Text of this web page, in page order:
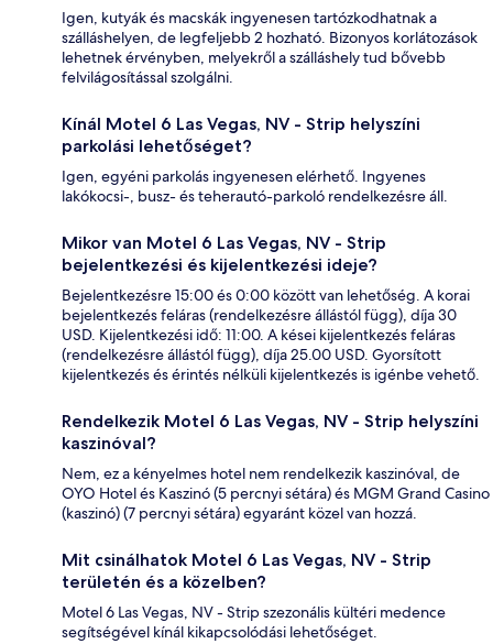
Igen, kutyák és macskák ingyenesen tartózkodhatnak a
szálláshelyen, de legfeljebb 2 hozható. Bizonyos korlátozások
lehetnek érvényben, melyekről a szálláshely tud bővebb
felvilágosítással szolgálni.
Kínál Motel 6 Las Vegas, NV - Strip helyszíni
parkolási lehetőséget?
Igen, egyéni parkolás ingyenesen elérhető. Ingyenes
lakókocsi-, busz- és teherautó-parkoló rendelkezésre áll.
Mikor van Motel 6 Las Vegas, NV - Strip
bejelentkezési és kijelentkezési ideje?
Bejelentkezésre 15:00 és 0:00 között van lehetőség. A korai
bejelentkezés feláras (rendelkezésre állástól függ), díja 30
USD. Kijelentkezési idő: 11:00. A kései kijelentkezés feláras
(rendelkezésre állástól függ), díja 25.00 USD. Gyorsított
kijelentkezés és érintés nélküli kijelentkezés is igénbe vehető.
Rendelkezik Motel 6 Las Vegas, NV - Strip helyszíni
kaszinóval?
Nem, ez a kényelmes hotel nem rendelkezik kaszinóval, de
OYO Hotel és Kaszinó (5 percnyi sétára) és MGM Grand Casino
(kaszinó) (7 percnyi sétára) egyaránt közel van hozzá.
Mit csinálhatok Motel 6 Las Vegas, NV - Strip
területén és a közelben?
Motel 6 Las Vegas, NV - Strip szezonális kültéri medence
segítségével kínál kikapcsolódási lehetőséget.